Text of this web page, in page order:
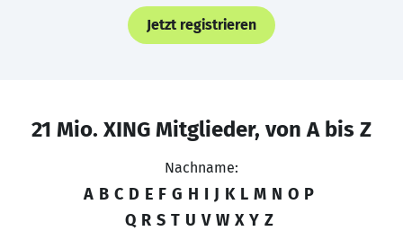
Jetzt registrieren
21 Mio. XING Mitglieder, von A bis Z
Nachname:
A B C D E F G H I J K L M N O P
Q R S T U V W X Y Z